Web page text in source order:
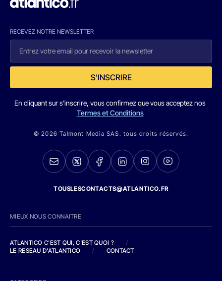
RECEVEZ NOTRE NEWSLETTER
S'INSCRIRE
En cliquant sur s'inscrire, vous confirmez que vous acceptez nos
Termes et Conditions
© 2026 Talmont Media SAS. tous droits réservés.
TOUSLESCONTACTS@ATLANTICO.FR
MIEUX NOUS CONNAITRE
ATLANTICO C'EST QUI, C'EST QUOI ?
/
LE RESEAU D'ATLANTICO
/ CONTACT